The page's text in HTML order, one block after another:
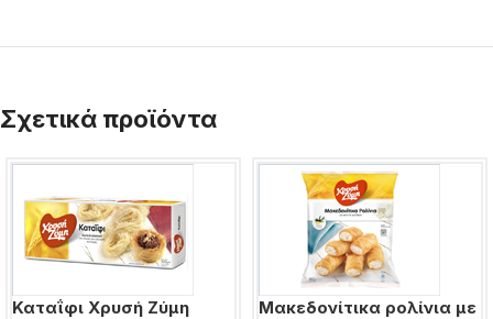
Σχετικά προϊόντα
Καταΐφι Χρυσή Ζύμη
Μακεδονίτικα ρολίνια με